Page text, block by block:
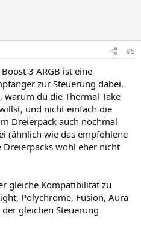
#5
3 ARGB ist eine
zur Steuerung dabei.
du die Thermal Take
und nicht einfach die
Dreierpack auch nochmal
(ähnlich wie das empfohlene
Dreierpacks wohl eher nicht
gleiche Kompatibilität zu
Polychrome, Fusion, Aura
gleichen Steuerung